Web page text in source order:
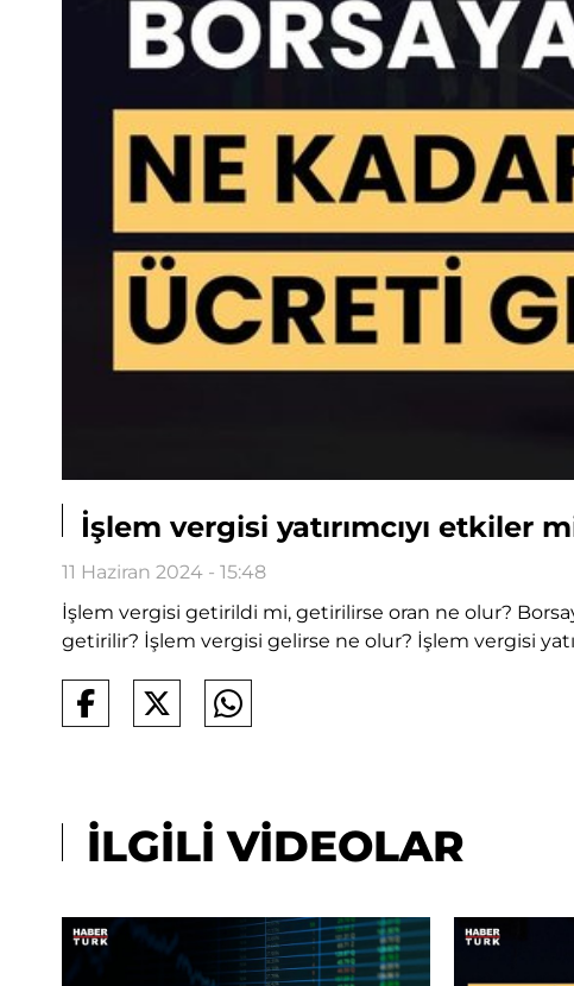
İşlem vergisi yatırımcıyı etkiler
11 Haziran 2024 - 15:48
İşlem vergisi getirildi mi, getirilirse oran ne olur?
getirilir? İşlem vergisi gelirse ne olur? İşlem vergisi
İLGİLİ VİDEOLAR